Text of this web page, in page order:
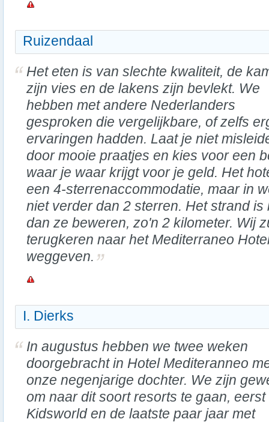
Ruizendaal
Het eten is van slechte kwaliteit, de
zijn vies en de lakens zijn bevlekt. We
hebben met andere Nederlanders
gesproken die vergelijkbare, of zelfs
ervaringen hadden. Laat je niet
door mooie praatjes en kies voor een
waar je waar krijgt voor je geld. Het
een 4-sterrenaccommodatie, maar in
niet verder dan 2 sterren. Het strand
dan ze beweren, zo'n 2 kilometer. Wij
terugkeren naar het Mediterraneo
weggeven.
I. Dierks
In augustus hebben we twee weken
doorgebracht in Hotel Mediteranneo
onze negenjarige dochter. We zijn
om naar dit soort resorts te gaan, eerst
Kidsworld en de laatste paar jaar met